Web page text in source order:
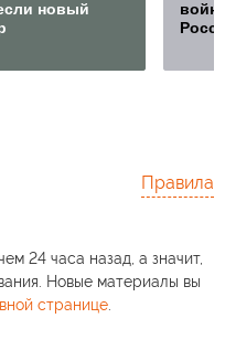
новый
Правила
24 часа назад, а значит,
Новые материалы вы
странице.